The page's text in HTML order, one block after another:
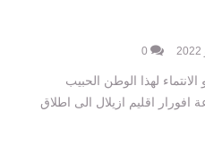
0
الانتماء لهذا الوطن الحبيب
افورار اقليم ازيلال الى اطلاق